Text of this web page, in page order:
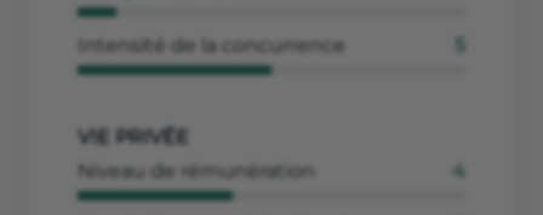
Intensité de la concurrence
VIE PRIVÉE
Niveau de rémunération
4